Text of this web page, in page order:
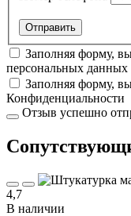
Заполняя форму,
персональных данных
Заполняя форму,
Конфиденциальности
Отзыв успешно
4,7
В наличии